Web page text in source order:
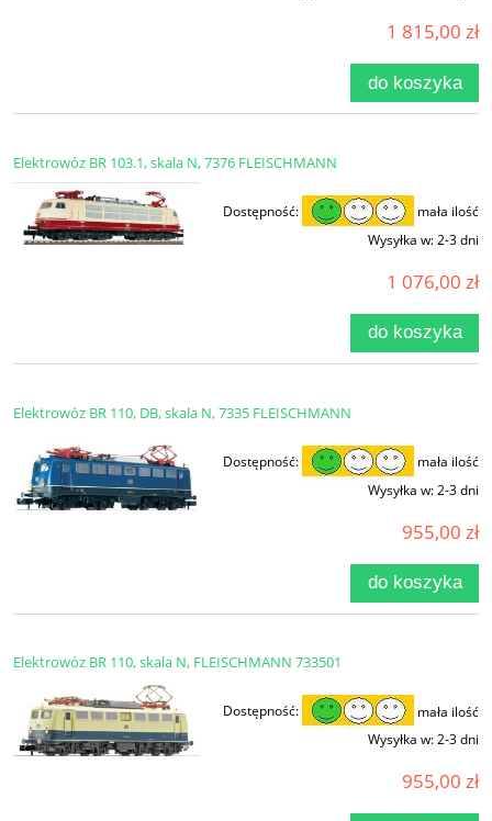
1 815,00 zł
do koszyka
Elektrowóz BR 103.1, skala N, 7376 FLEISCHMANN
Dostępność:
mała ilość
Wysyłka w:2-3 dni
1 076,00 zł
do koszyka
Elektrowóz BR 110, DB, skala N, 7335 FLEISCHMANN
Dostępność:
mała ilość
Wysyłka w:2-3 dni
955,00 zł
do koszyka
Elektrowóz BR 110, skala N, FLEISCHMANN 733501
Dostępność:
mała ilość
Wysyłka w:2-3 dni
955,00 zł